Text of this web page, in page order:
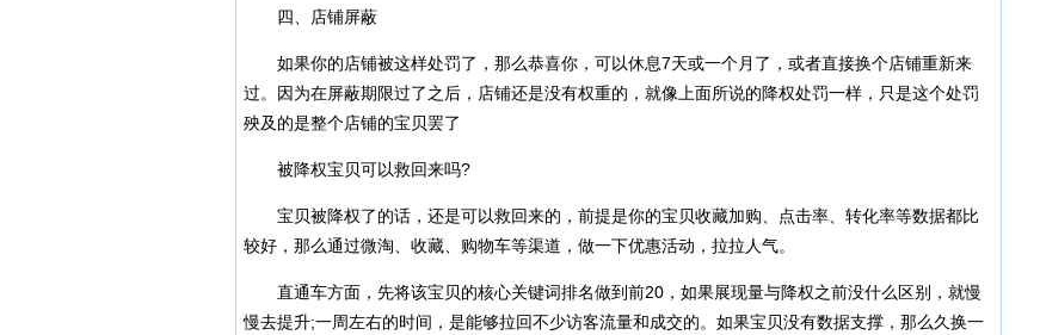
四、店铺屏蔽
如果你的店铺被这样处罚了，那么恭喜你，可以休息7天或一个月了，或者直接换个店铺重新来
过。因为在屏蔽期限过了之后，店铺还是没有权重的，就像上面所说的降权处罚一样，只是这个处罚
殃及的是整个店铺的宝贝罢了
被降权宝贝可以救回来吗?
宝贝被降权了的话，还是可以救回来的，前提是你的宝贝收藏加购、点击率、转化率等数据都比
较好，那么通过微淘、收藏、购物车等渠道，做一下优惠活动，拉拉人气。
直通车方面，先将该宝贝的核心关键词排名做到前20，如果展现量与降权之前没什么区别，就慢
慢去提升;一周左右的时间，是能够拉回不少访客流量和成交的。如果宝贝没有数据支撑，那么久换一